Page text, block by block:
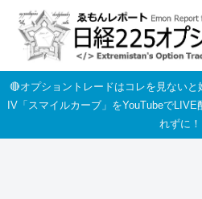
🔴オプショントレードはコレを見ない
IV「スマイルカーブ」をYouTubeで
れずに！